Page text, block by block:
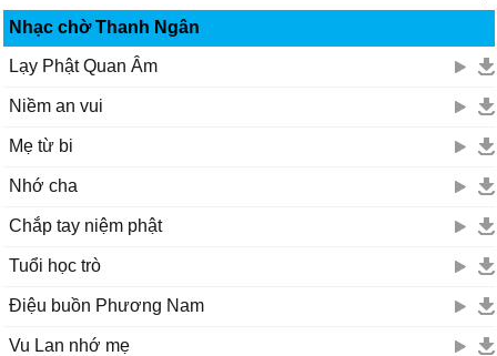
Nhạc chờ Thanh Ngân
Lạy Phật Quan Âm
Niềm an vui
Mẹ từ bi
Nhớ cha
Chắp tay niệm phật
Tuổi học trò
Điệu buồn Phương Nam
Vu Lan nhớ mẹ